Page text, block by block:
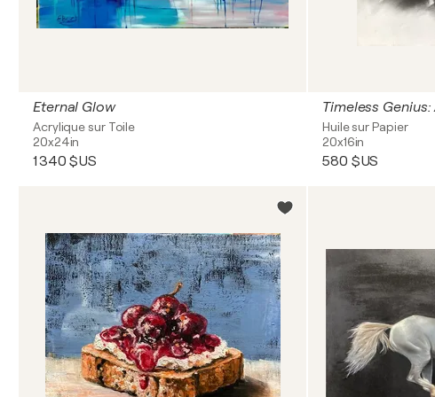
Eternal Glow
Acrylique sur Toile
20x24in
1 340 $US
Timeless
Huile sur Papier
20x16in
580 $US